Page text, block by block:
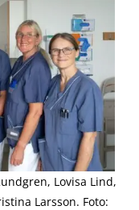
Lovisa Lind,
Larsson. Foto: